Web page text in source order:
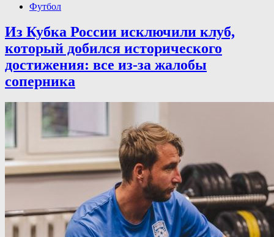
Футбол
Из Кубка России исключили клуб,
который добился исторического
достижения: все из-за жалобы
соперника